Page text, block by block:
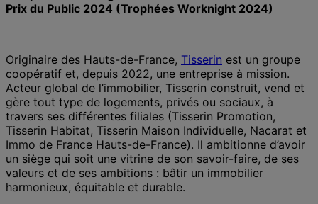
Prix du Public 2024 (Trophées Worknight 2024)
Originaire des Hauts-de-France, Tisserin est un groupe
coopératif et, depuis 2022, une entreprise à mission.
Acteur global de l’immobilier, Tisserin construit, vend et
gère tout type de logements, privés ou sociaux, à
travers ses différentes filiales (Tisserin Promotion,
Tisserin Habitat, Tisserin Maison Individuelle, Nacarat et
Immo de France Hauts-de-France). Il ambitionne d’avoir
un siège qui soit une vitrine de son savoir-faire, de ses
valeurs et de ses ambitions : bâtir un immobilier
harmonieux, équitable et durable.